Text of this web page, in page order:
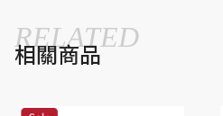
相關商品
RELATED